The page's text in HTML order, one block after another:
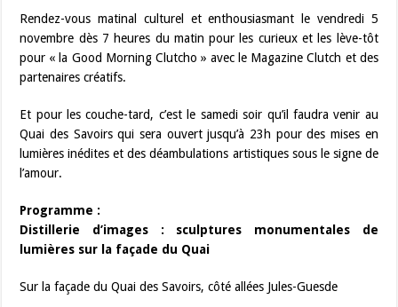
Rendez-vous matinal culturel et enthousiasmant le vendredi 5
novembre dès 7 heures du matin pour les curieux et les lève-tôt
pour « la Good Morning Clutcho » avec le Magazine Clutch et des
partenaires créatifs.
Et pour les couche-tard, c’est le samedi soir qu’il faudra venir au
Quai des Savoirs qui sera ouvert jusqu’à 23h pour des mises en
lumières inédites et des déambulations artistiques sous le signe de
l’amour.
Programme :
Distillerie d’images : sculptures monumentales de
lumières sur la façade du Quai
Sur la façade du Quai des Savoirs, côté allées Jules-Guesde